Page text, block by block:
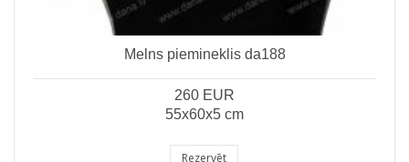
Melns piemineklis da188
260 EUR
55x60x5 cm
Rezervēt